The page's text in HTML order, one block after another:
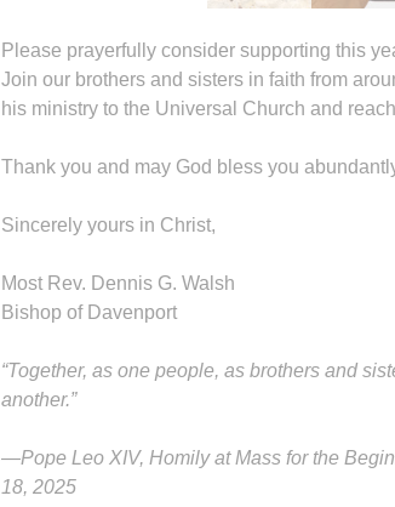
Please prayerfully consider supporting this
Join our brothers and sisters in faith from
his ministry to the Universal Church and
Thank you and may God bless you
Sincerely yours in Christ,
Most Rev. Dennis G. Walsh
Bishop of Davenport
“Together, as one people, as brothers and
another.”
—Pope Leo XIV, Homily at Mass for the
18, 2025